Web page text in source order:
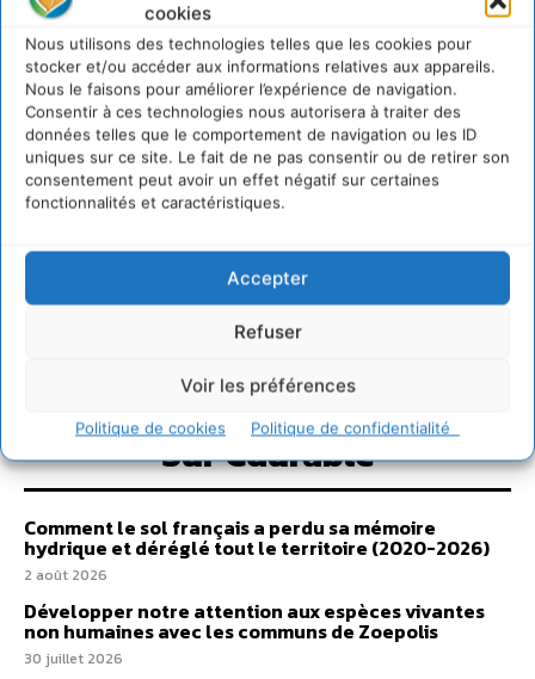
cookies
Nous utilisons des technologies telles que les cookies pour
stocker et/ou accéder aux informations relatives aux appareils.
Nous le faisons pour améliorer l’expérience de navigation.
Consentir à ces technologies nous autorisera à traiter des
données telles que le comportement de navigation ou les ID
uniques sur ce site. Le fait de ne pas consentir ou de retirer son
consentement peut avoir un effet négatif sur certaines
fonctionnalités et caractéristiques.
Accepter
Refuser
Voir les préférences
Politique de cookies Politique de confidentialité
Sur Cdurable
Comment le sol français a perdu sa mémoire
hydrique et déréglé tout le territoire (2020-2026)
2 août 2026
Développer notre attention aux espèces vivantes
non humaines avec les communs de Zoepolis
30 juillet 2026